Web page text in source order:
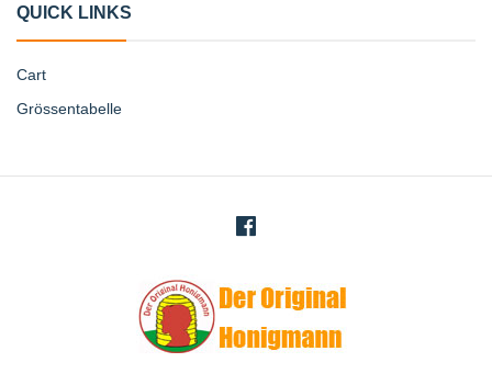
QUICK LINKS
Cart
Grössentabelle